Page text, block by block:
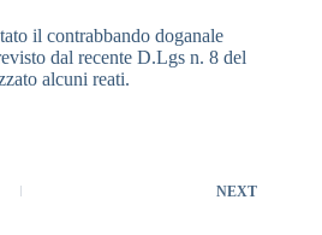
il contrabbando doganale
dal recente D.Lgs n. 8 del
alcuni reati.
NEXT